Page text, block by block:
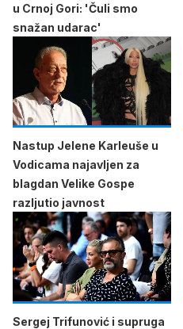
u Crnoj Gori: 'Čuli smo
snažan udarac'
Nastup Jelene Karleuše u
Vodicama najavljen za
blagdan Velike Gospe
razljutio javnost
Sergej Trifunović i supruga